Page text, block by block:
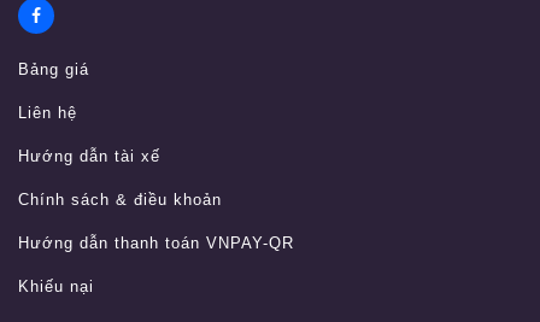
Bảng giá
Liên hệ
Hướng dẫn tài xế
Chính sách & điều khoản
Hướng dẫn thanh toán VNPAY-QR
Khiếu nại